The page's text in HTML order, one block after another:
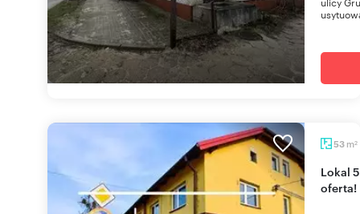
53 m2
Lokal 53 m2 w centrum Miłomłyna - atrakcyjna
oferta!